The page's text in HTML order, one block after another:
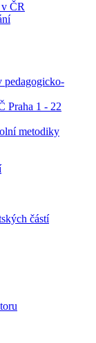
ČR
pedagogicko-
Praha 1 - 22
metodiky
částí